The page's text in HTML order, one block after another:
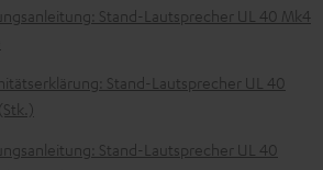
Stand-Lautsprecher UL 40 Mk4
Stand-Lautsprecher UL 40
Stand-Lautsprecher UL 40